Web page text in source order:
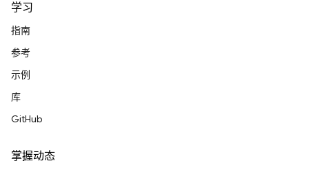
学习
指南
参考
示例
库
GitHub
掌握动态